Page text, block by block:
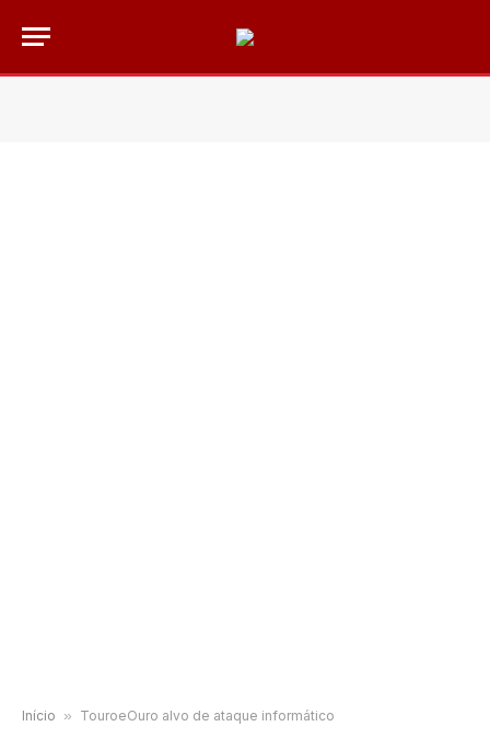
Início » TouroeOuro alvo de ataque informático